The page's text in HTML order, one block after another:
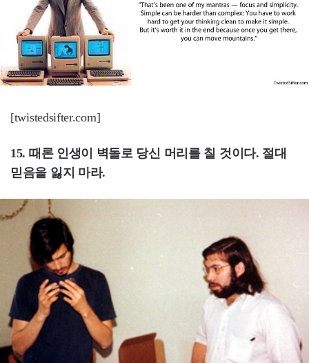
[twistedsifter.com]
15. 때론 인생이 벽돌로 당신 머리를 칠 것이다. 절대
믿음을 잃지 마라.